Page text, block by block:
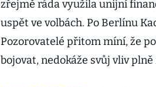
zřejmě ráda využila unijní
uspět ve volbách. Po Berlínu
Pozorovatelé přitom míní, že
bojovat, nedokáže svůj vliv